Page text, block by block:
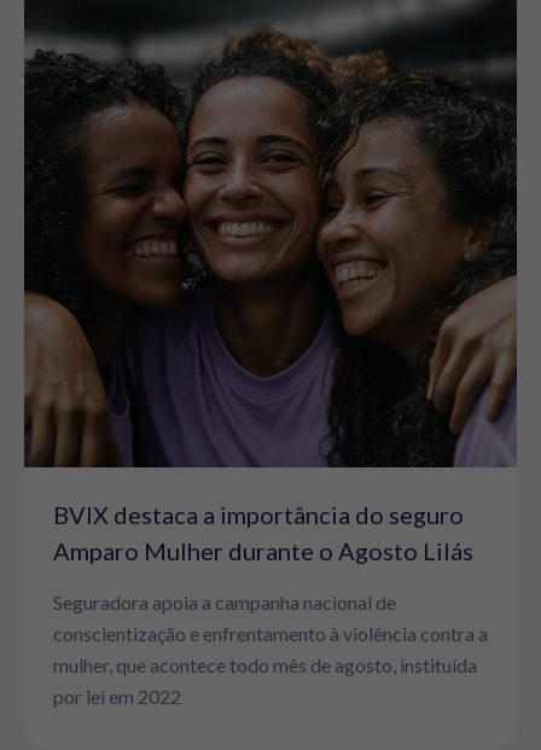
BVIX destaca a importância do seguro
Amparo Mulher durante o Agosto Lilás
Seguradora apoia a campanha nacional de
conscientização e enfrentamento à violência contra a
mulher, que acontece todo mês de agosto, instituída
por lei em 2022